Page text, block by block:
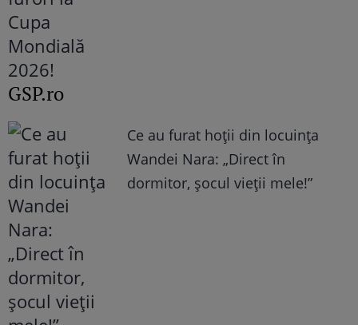
GSP.ro
Ce au furat hoții din locuința
Wandei Nara: „Direct în
dormitor, șocul vieții mele!”